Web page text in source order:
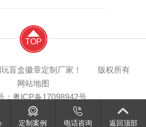
TOP
玩盲盒徽章定制厂家！ 版权所有
网站地图
： 粤ICP备17098942号
定制案例 电话咨询 返回顶部